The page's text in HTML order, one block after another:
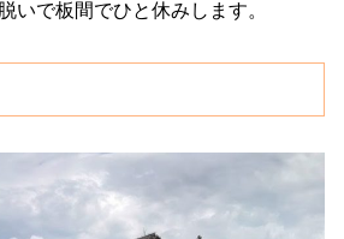
いで板間でひと休みします。